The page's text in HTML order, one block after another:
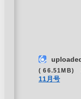
( 66.51MB)
11月号